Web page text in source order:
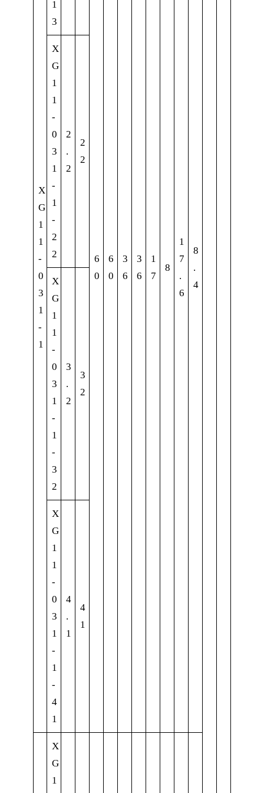
X
G
1
1
-
0
3
1
-
1
1
3
6
0
6
0
3
6
3
6
1
7
8
1
7
.
6
8
.
4
X
G
1
1
-
0
3
1
-
1
-
2
2
2
.
2
2
2
X
G
1
1
-
0
3
1
-
1
-
3
2
3
.
2
3
2
X
G
1
1
-
0
3
1
-
1
-
4
1
4
.
1
4
1
X
G
1